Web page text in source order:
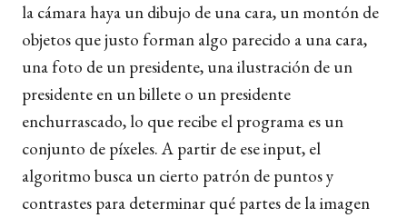
la cámara haya un dibujo de una cara, un montón de
objetos que justo forman algo parecido a una cara,
una foto de un presidente, una ilustración de un
presidente en un billete o un presidente
enchurrascado, lo que recibe el programa es un
conjunto de píxeles. A partir de ese input, el
algoritmo busca un cierto patrón de puntos y
contrastes para determinar qué partes de la imagen